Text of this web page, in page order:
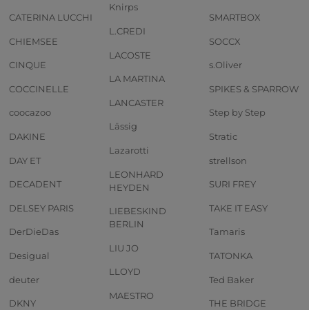
CATERINA LUCCHI
CHIEMSEE
CINQUE
COCCINELLE
coocazoo
DAKINE
DAY ET
DECADENT
DELSEY PARIS
DerDieDas
Desigual
deuter
DKNY
Knirps
L.CREDI
LACOSTE
LA MARTINA
LANCASTER
Lässig
Lazarotti
LEONHARD
HEYDEN
LIEBESKIND
BERLIN
LIU JO
LLOYD
MAESTRO
SMARTBOX
SOCCX
s.Oliver
SPIKES & SPARROW
Step by Step
Stratic
strellson
SURI FREY
TAKE IT EASY
Tamaris
TATONKA
Ted Baker
THE BRIDGE